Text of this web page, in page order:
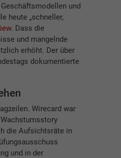
und
heute „schneller,
. Dass die
und mangelnde
erhöht. Der über
dokumentierte
Wirecard war
die Aufsichtsräte in
und in der